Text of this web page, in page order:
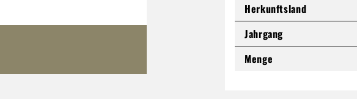
Herkunftsland
Jahrgang
Menge